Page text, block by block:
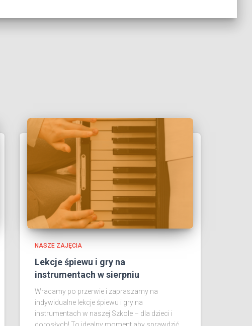
NASZE ZAJĘCIA
Lekcje śpiewu i gry na
instrumentach w sierpniu
Wracamy po przerwie i zapraszamy na
indywidualne lekcje śpiewu i gry na
instrumentach w naszej Szkole – dla dzieci i